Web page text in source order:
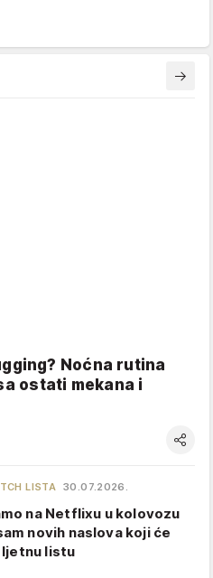
Noćna rutina
ostati mekana i
LISTA 30.07.2026.
na Netflixu u kolovozu
novih naslova koji će
listu